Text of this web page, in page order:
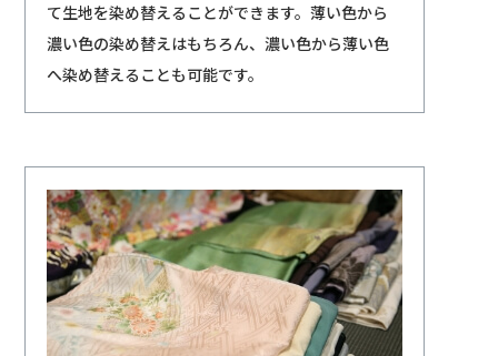
て生地を染め替えることができます。薄い色から
濃い色の染め替えはもちろん、濃い色から薄い色
へ染め替えることも可能です。